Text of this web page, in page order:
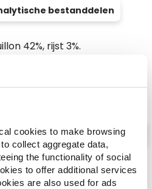
cookies to make browsing
collect aggregate data,
the functionality of social
to offer additional services
are also used for ads
bestanddelen
42%, rijst 3%.